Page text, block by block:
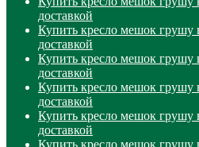
доставкой
Купить кресло мешок грушу
доставкой
Купить кресло мешок грушу
доставкой
Купить кресло мешок грушу
доставкой
Купить кресло мешок грушу
доставкой
Купить кресло мешок грушу